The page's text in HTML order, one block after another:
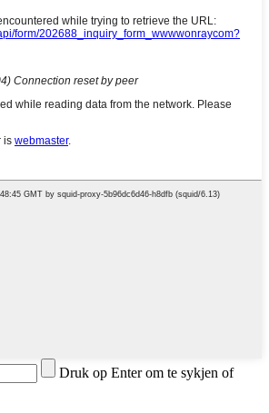
Druk op Enter om te sykjen of